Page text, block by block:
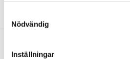
Nödvändig
InställningarHär finns vi